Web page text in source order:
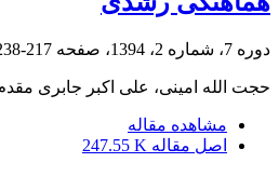
دوره 7، شماره 2، 1394، صفحه 217-238
حجت الله امینی، علی اکبر جابری
مشاهده مقاله
اصل مقاله 247.55 K